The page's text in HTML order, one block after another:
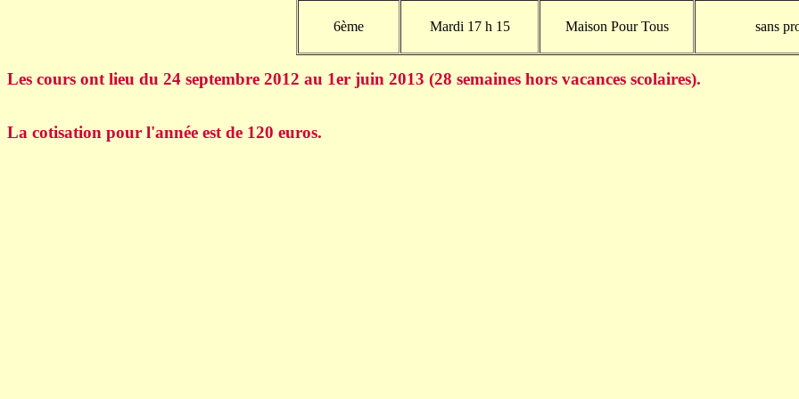
6ème Mardi 17 h 15 Maison Pour Tous sans
Les cours ont lieu du 24 septembre 2012 au 1er juin 2013 (28 semaines hors vacances scolaires).
La cotisation pour l'année est de 120 euros.